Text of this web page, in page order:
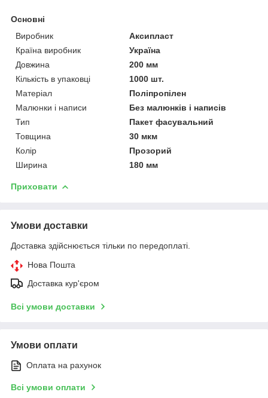
Основні
Виробник
Аксипласт
Країна виробник
Україна
Довжина
200 мм
Кількість в упаковці
1000 шт.
Матеріал
Поліпропілен
Малюнки і написи
Без малюнків і написів
Тип
Пакет фасувальний
Товщина
30 мкм
Колір
Прозорий
Ширина
180 мм
Приховати
Умови доставки
Доставка здійснюється тільки по передоплаті.
Нова Пошта
Доставка кур'єром
Всі умови доставки
Умови оплати
Оплата на рахунок
Всі умови оплати